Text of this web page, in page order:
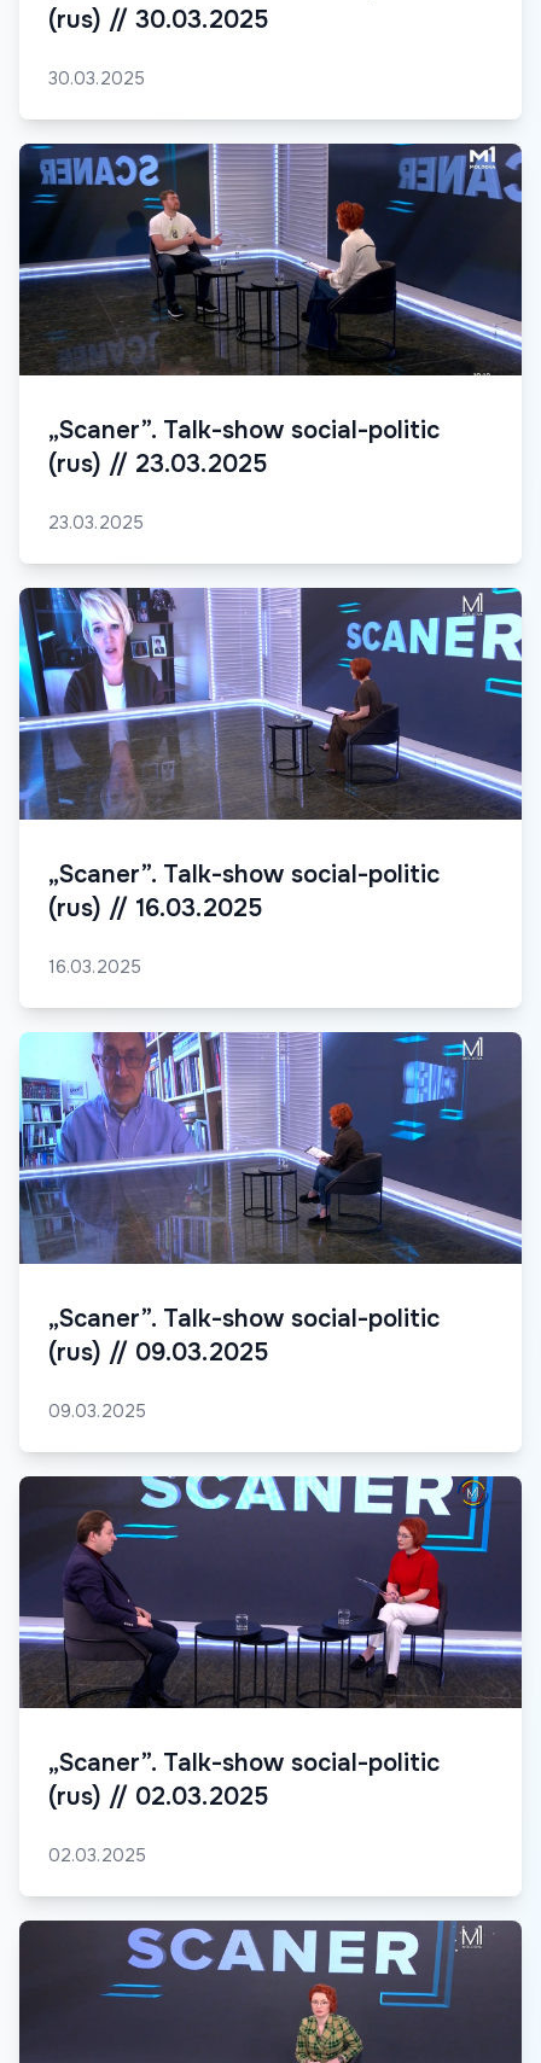
(rus) // 30.03.2025
30.03.2025
„Scaner”. Talk-show social-politic
(rus) // 23.03.2025
23.03.2025
„Scaner”. Talk-show social-politic
(rus) // 16.03.2025
16.03.2025
„Scaner”. Talk-show social-politic
(rus) // 09.03.2025
09.03.2025
„Scaner”. Talk-show social-politic
(rus) // 02.03.2025
02.03.2025